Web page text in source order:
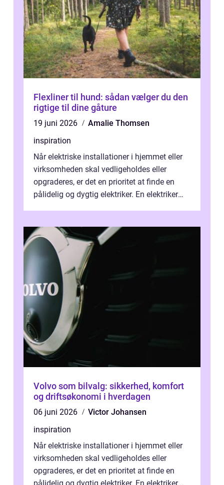
Flexliner til hund: sådan vælger du den
rigtige til dine gåture
19 juni 2026
Amalie Thomsen
inspiration
Når elektriske installationer i hjemmet eller
virksomheden skal vedligeholdes eller
opgraderes, er det en prioritet at finde en
pålidelig og dygtig elektriker. En elektriker
Volvo som bilvalg: sikkerhed, komfort
og driftsøkonomi i hverdagen
06 juni 2026
Victor Johansen
inspiration
Når elektriske installationer i hjemmet eller
virksomheden skal vedligeholdes eller
opgraderes, er det en prioritet at finde en